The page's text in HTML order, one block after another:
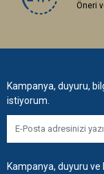
Öneri
Kampanya, duyuru,
istiyorum.
Kampanya, duyuru